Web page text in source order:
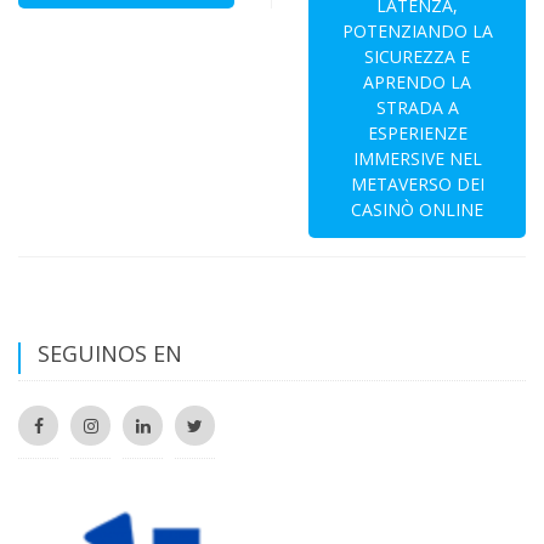
LATENZA,
POTENZIANDO LA
SICUREZZA E
APRENDO LA
STRADA A
ESPERIENZE
IMMERSIVE NEL
METAVERSO DEI
CASINÒ ONLINE
SEGUINOS EN